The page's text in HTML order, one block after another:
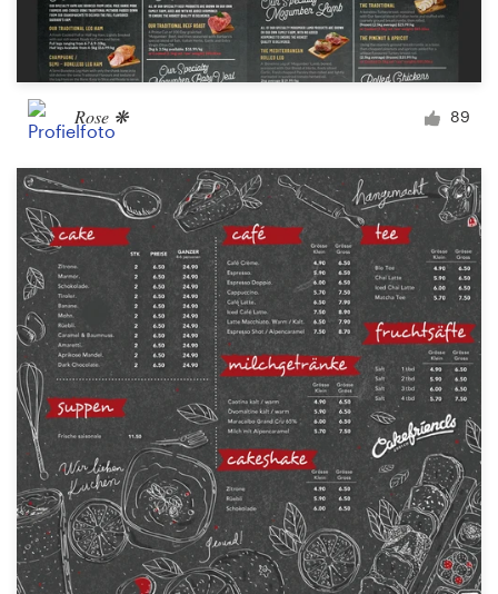
Rose ❋ 89
99designs Studio
99designs Pro
Ontvang
een
ontwerp
Logo-ontwerp
Visitekaartje
Webdesign
Merkgids
Blader door alle categorieën